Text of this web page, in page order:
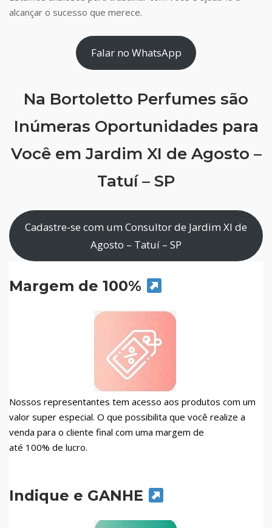
alcançar o sucesso que merece.
Falar no WhatsApp
Na Bortoletto Perfumes são
Inúmeras Oportunidades para
Você em Jardim XI de Agosto –
Tatuí – SP
Cadastre-se com um Consultor de Jardim XI de
Agosto – Tatuí – SP
Margem de 100%
Nossos representantes tem acesso aos produtos com um
valor super especial. O que possibilita que você realize a
venda para o cliente final com uma margem de
até 100% de lucro.
Indique e GANHE